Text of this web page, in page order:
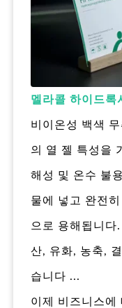
멜라콜 하이드록
비이온성 백색
의 열 젤 특성을
해성 및 온수 불
물에 넣고 완전
으로 용해됩니다
산, 유화, 농축,
습니다 ...
이제 비즈니스에